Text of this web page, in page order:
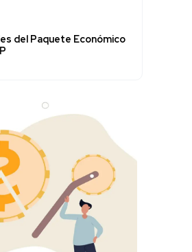
del Paquete Económico